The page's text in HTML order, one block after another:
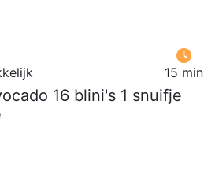
15 min
16 blini's 1 snuifje